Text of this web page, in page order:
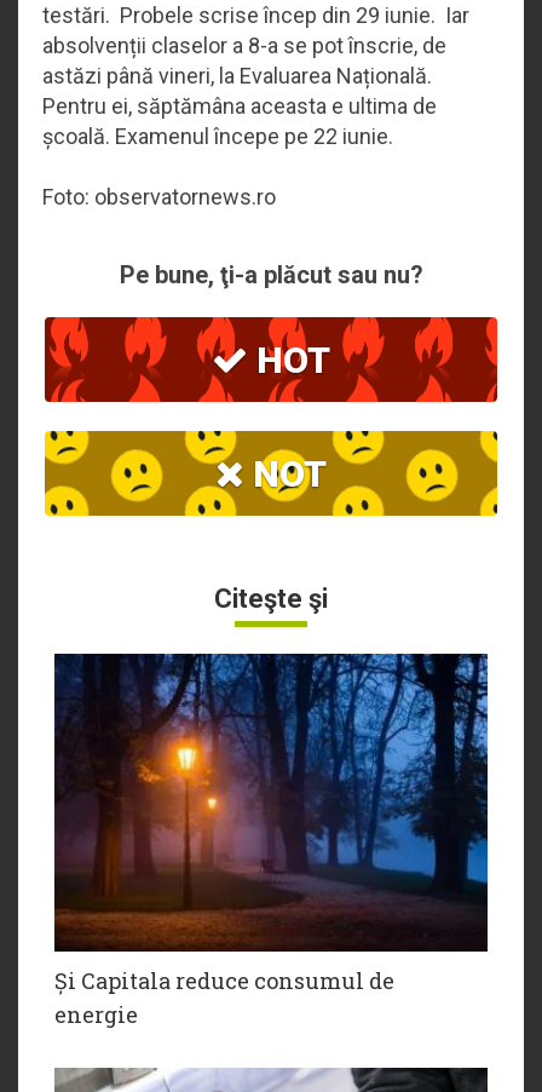
testări. Probele scrise încep din 29 iunie. Iar
absolvenții claselor a 8-a se pot înscrie, de
astăzi până vineri, la Evaluarea Națională.
Pentru ei, săptămâna aceasta e ultima de
școală. Examenul începe pe 22 iunie.
Foto: observatornews.ro
Pe bune, ţi-a plăcut sau nu?
HOT
NOT
Citeşte şi
Și Capitala reduce consumul de
energie